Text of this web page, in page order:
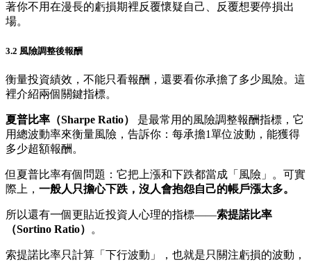
著你不用在漫長的虧損期裡反覆懷疑自己、反覆想要停損出
場。
3.2 風險調整後報酬
衡量投資績效，不能只看報酬，還要看你承擔了多少風險。這
裡介紹兩個關鍵指標。
夏普比率（Sharpe Ratio）
是最常用的風險調整報酬指標，它
用總波動率來衡量風險，告訴你：每承擔1單位波動，能獲得
多少超額報酬。
但夏普比率有個問題：它把上漲和下跌都當成「風險」。可實
際上， 一般人只擔心下跌，沒人會抱怨自己的帳戶漲太多。
所以還有一個更貼近投資人心理的指標——索提諾比率
（Sortino Ratio）
。
索提諾比率只計算「下行波動」，也就是只關注虧損的波動，